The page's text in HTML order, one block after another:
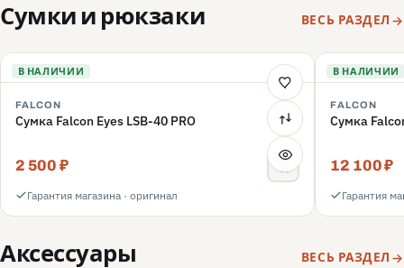
Сумки и рюкзаки ВЕСЬ РАЗДЕЛ
В НАЛИЧИИ
FALCON
Сумка Falcon Eyes LSB-40 PRO
2 500 ₽
Гарантия магазина · оригинал
В НАЛИЧИИ
FALCON
Сумка
12 100 ₽
Гарантия
Аксессуары ВЕСЬ РАЗДЕЛ